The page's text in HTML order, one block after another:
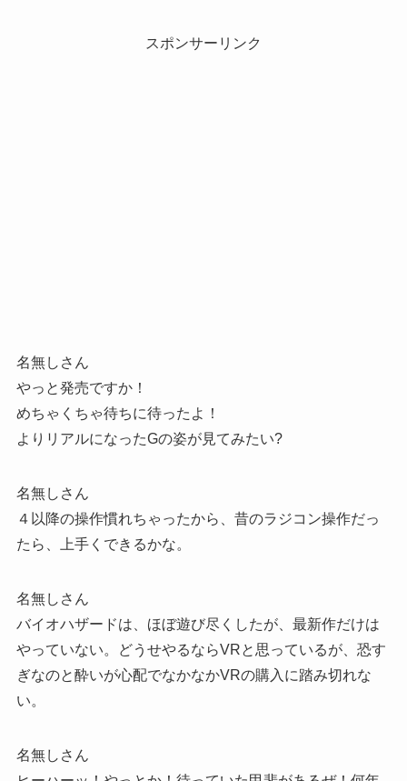
スポンサーリンク
名無しさん
やっと発売ですか！
めちゃくちゃ待ちに待ったよ！
よりリアルになったGの姿が見てみたい?
名無しさん
４以降の操作慣れちゃったから、昔のラジコン操作だっ
たら、上手くできるかな。
名無しさん
バイオハザードは、ほぼ遊び尽くしたが、最新作だけは
やっていない。どうせやるならVRと思っているが、恐す
ぎなのと酔いが心配でなかなかVRの購入に踏み切れな
い。
名無しさん